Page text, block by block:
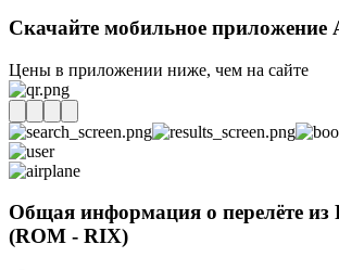
Скачайте мобильное приложение
Цены в приложении ниже, чем на сайте
Общая информация о перелёте из
(ROM - RIX)